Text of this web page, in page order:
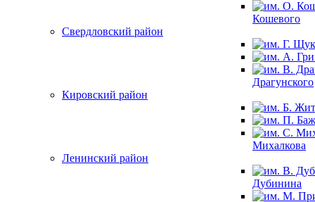
Кошевого
Свердловский район
Драгунского
Кировский район
Михалкова
Ленинский район
Дубинина